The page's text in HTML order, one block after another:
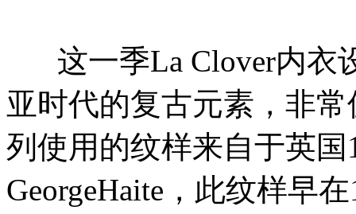
这一季La Clover内衣
亚时代的复古元素，非
列使用的纹样来自于英
GeorgeHaite，此纹样早